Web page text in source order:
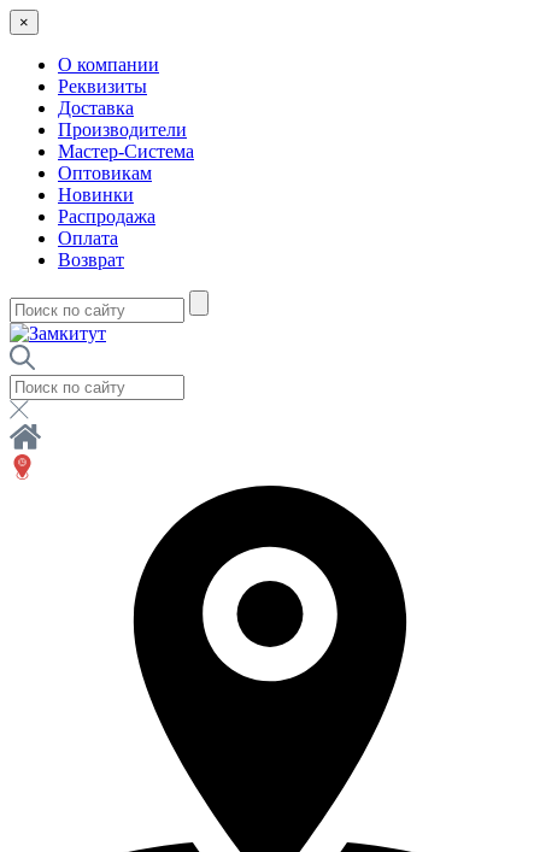
×
О компании
Реквизиты
Доставка
Производители
Мастер-Система
Оптовикам
Новинки
Распродажа
Оплата
Возврат